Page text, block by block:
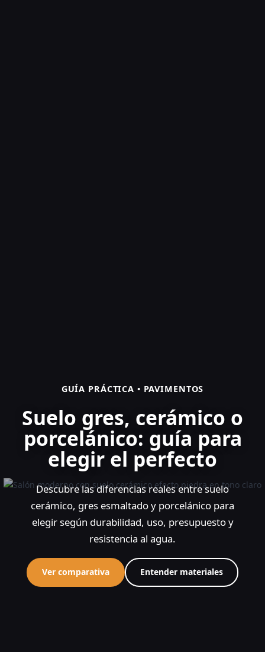
GUÍA PRÁCTICA • PAVIMENTOS
Suelo gres, cerámico o
porcelánico: guía para
elegir el perfecto
Descubre las diferencias reales entre suelo
cerámico, gres esmaltado y porcelánico para
elegir según durabilidad, uso, presupuesto y
resistencia al agua.
Ver comparativa Entender materiales